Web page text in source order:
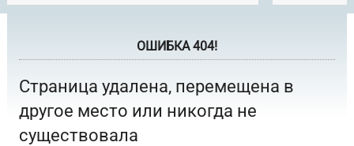
ОШИБКА 404!
Страница удалена, перемещена в
другое место или никогда не
существовала